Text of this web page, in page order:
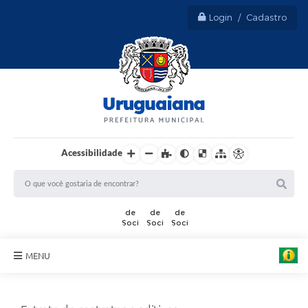
Login / Cadastro
Acessibilidade
MENU